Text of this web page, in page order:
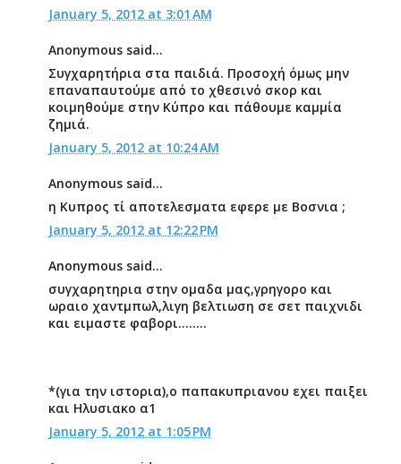
January 5, 2012 at 3:01 AM
Anonymous said...
Συγχαρητήρια στα παιδιά. Προσοχή όμως μην
επαναπαυτούμε από το χθεσινό σκορ και
κοιμηθούμε στην Κύπρο και πάθουμε καμμία
ζημιά.
January 5, 2012 at 10:24 AM
Anonymous said...
η Κυπρος τί αποτελεσματα εφερε με Βοσνια ;
January 5, 2012 at 12:22 PM
Anonymous said...
συγχαρητηρια στην ομαδα μας,γρηγορο και
ωραιο χαντμπωλ,λιγη βελτιωση σε σετ παιχνιδι
και ειμαστε φαβορι........
*(για την ιστορια),ο παπακυπριανου εχει παιξει
και Ηλυσιακο α1
January 5, 2012 at 1:05 PM